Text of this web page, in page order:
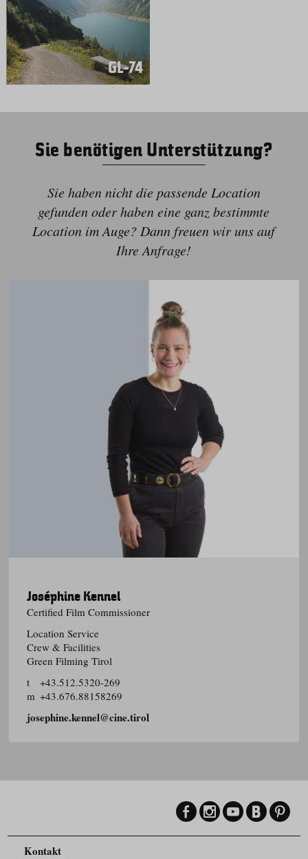
GL-74
Sie benötigen Unterstützung?
Sie haben nicht die passende Location
gefunden oder haben eine ganz bestimmte
Location im Auge? Dann freuen wir uns auf
Ihre Anfrage!
Joséphine Kennel
Certified Film Commissioner
Location Service
Crew & Facilities
Green Filming Tirol
t
+43.512.5320-269
m +43.676.88158269
josephine.kennel@cine.tirol
Kontakt